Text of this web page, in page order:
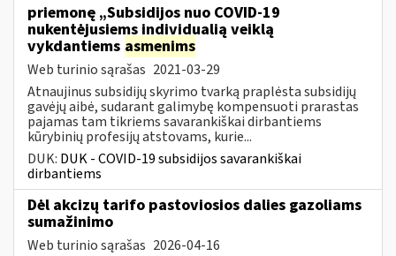
priemonę „Subsidijos nuo COVID-19
nukentėjusiems individualią veiklą
vykdantiems asmenims
Web turinio sąrašas 2021-03-29
Atnaujinus subsidijų skyrimo tvarką praplėsta subsidijų
gavėjų aibė, sudarant galimybę kompensuoti prarastas
pajamas tam tikriems savarankiškai dirbantiems
kūrybinių profesijų atstovams, kurie...
DUK: DUK - COVID-19 subsidijos savarankiškai
dirbantiems
Dėl akcizų tarifo pastoviosios dalies gazoliams
sumažinimo
Web turinio sąrašas 2026-04-16